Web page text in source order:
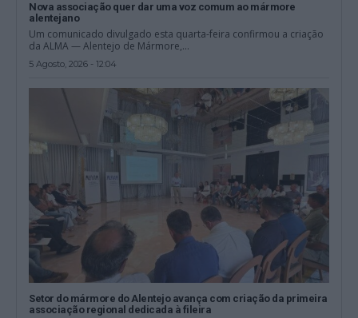
Nova associação quer dar uma voz comum ao mármore
alentejano
Um comunicado divulgado esta quarta-feira confirmou a criação
da ALMA — Alentejo de Mármore,...
5 Agosto, 2026 - 12:04
Setor do mármore do Alentejo avança com criação da primeira
associação regional dedicada à fileira